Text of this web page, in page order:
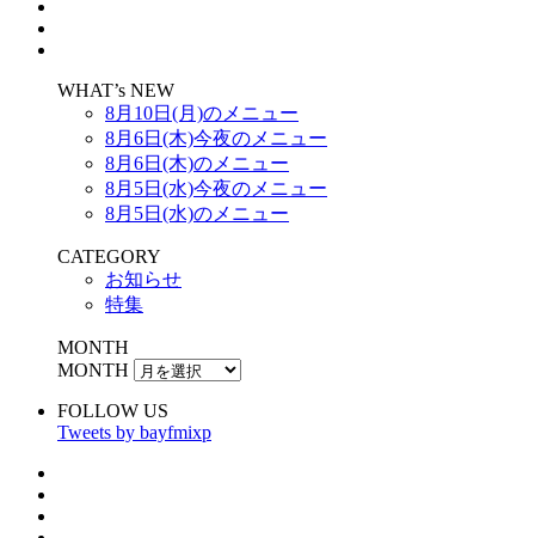
WHAT’s NEW
8月10日(月)のメニュー
8月6日(木)今夜のメニュー
8月6日(木)のメニュー
8月5日(水)今夜のメニュー
8月5日(水)のメニュー
CATEGORY
お知らせ
特集
MONTH
MONTH
FOLLOW US
Tweets by bayfmixp